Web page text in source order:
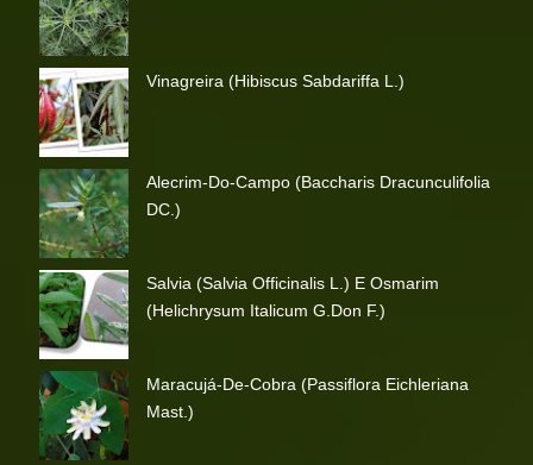
Vinagreira (Hibiscus Sabdariffa L.)
Alecrim-Do-Campo (Baccharis Dracunculifolia
DC.)
Salvia (Salvia Officinalis L.) E Osmarim
(Helichrysum Italicum G.Don F.)
Maracujá-De-Cobra (Passiflora Eichleriana
Mast.)